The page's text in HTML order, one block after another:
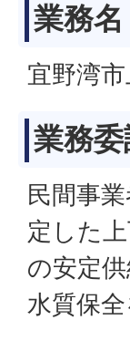
業務名
宜野湾
業務
民間事
定した
の安定
水質保